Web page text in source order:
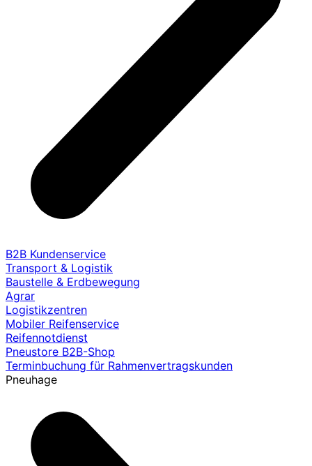
B2B Kundenservice
Transport & Logistik
Baustelle & Erdbewegung
Agrar
Logistikzentren
Mobiler Reifenservice
Reifennotdienst
Pneustore B2B-Shop
Terminbuchung für Rahmenvertragskunden
Pneuhage